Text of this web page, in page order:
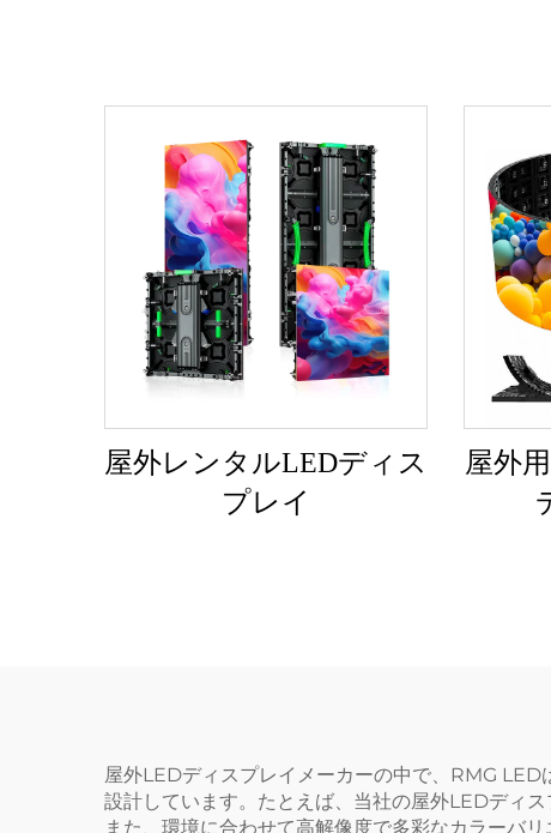
屋外レンタルLEDディス
プレイ
屋外
屋外LEDディスプレイメーカーの中で、RMG
設計しています。たとえば、当社の屋外LEDディ
また、環境に合わせて高解像度で多彩なカラーバ